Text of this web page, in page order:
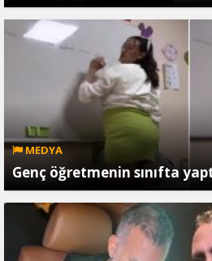
MEDYA
Genç öğretmenin sınıfta